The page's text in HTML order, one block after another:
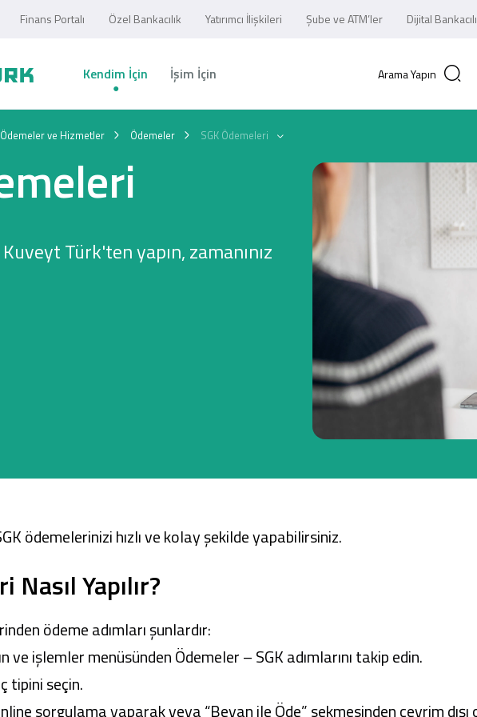
Finans Portalı Özel Bankacılık Yatırımcı İlişkileri Şube ve ATM’ler Dijital
Kendim İçin İşim İçin Arama Yapın
Tarım Finansmanı
Yatırım
Ödemeler ve Hizmetler Ödemeler SGK Ödemeleri
Türk'ten yapın, zamanınız
ödemelerinizi hızlı ve kolay şekilde yapabilirsiniz.
Nasıl Yapılır?
ödeme adımları şunlardır:
ve işlemler menüsünden Ödemeler – SGK adımlarını takip edin.
tipini seçin.
sorgulama yaparak veya “Beyan ile Öde” sekmesinden çevrim